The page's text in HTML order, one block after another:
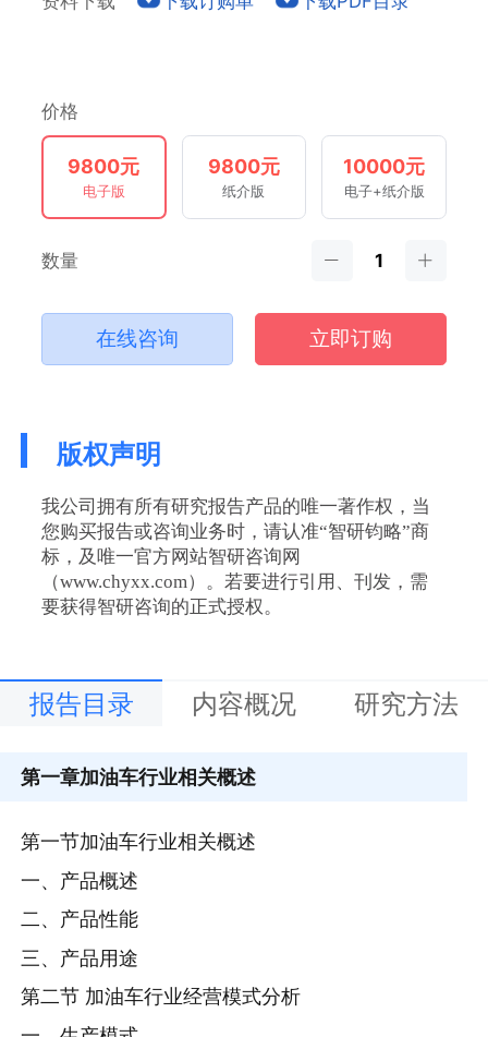
价格
9800元
电子版
9800元
纸介版
10000元
电子+纸介版
数量
在线咨询 立即订购
版权声明
我公司拥有所有研究报告产品的唯一著作权，当
您购买报告或咨询业务时，请认准“智研钧略”商
标，及唯一官方网站智研咨询网
（www.chyxx.com）。若要进行引用、刊发，需
要获得智研咨询的正式授权。
报告目录 内容概况 研究方法
第一章加油车行业相关概述
第一节加油车行业相关概述
一、产品概述
二、产品性能
三、产品用途
第二节 加油车行业经营模式分析